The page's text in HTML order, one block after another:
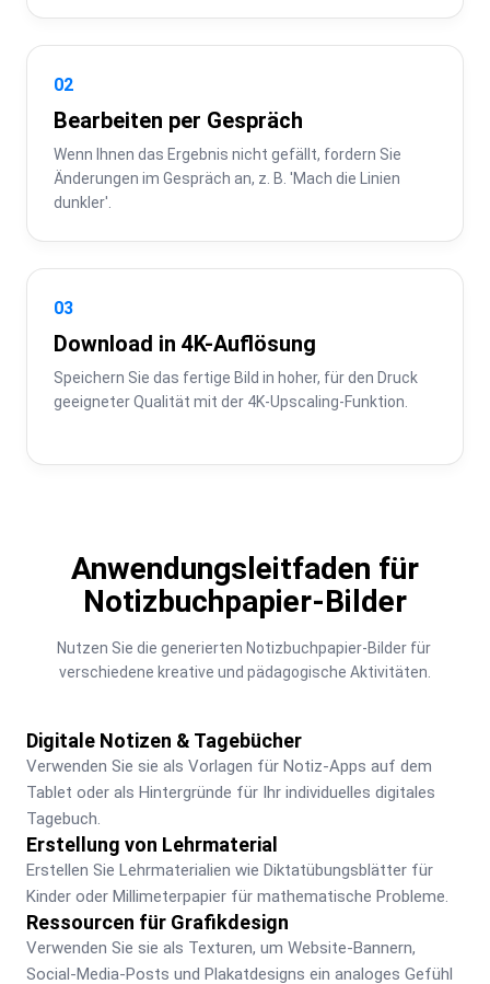
02
Bearbeiten per Gespräch
Wenn Ihnen das Ergebnis nicht gefällt, fordern Sie
Änderungen im Gespräch an, z. B. 'Mach die Linien
dunkler'.
03
Download in 4K-Auflösung
Speichern Sie das fertige Bild in hoher, für den Druck
geeigneter Qualität mit der 4K-Upscaling-Funktion.
Anwendungsleitfaden für
Notizbuchpapier-Bilder
Nutzen Sie die generierten Notizbuchpapier-Bilder für
verschiedene kreative und pädagogische Aktivitäten.
Digitale Notizen & Tagebücher
Verwenden Sie sie als Vorlagen für Notiz-Apps auf dem
Tablet oder als Hintergründe für Ihr individuelles digitales
Tagebuch.
Erstellung von Lehrmaterial
Erstellen Sie Lehrmaterialien wie Diktatübungsblätter für
Kinder oder Millimeterpapier für mathematische Probleme.
Ressourcen für Grafikdesign
Verwenden Sie sie als Texturen, um Website-Bannern,
Social-Media-Posts und Plakatdesigns ein analoges Gefühl